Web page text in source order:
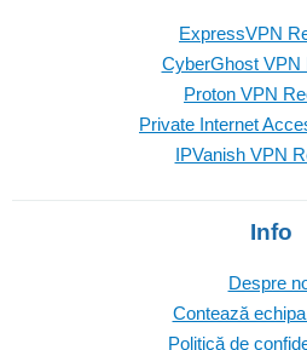
ExpressVPN
CyberGhost VPN
Proton VPN
Private Internet
IPVanish VPN
Info
Despre
Contează
Politică de